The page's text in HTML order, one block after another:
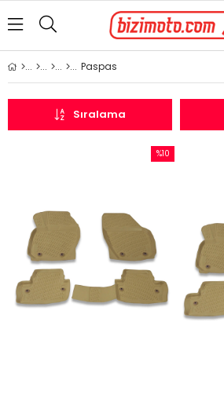
Paspas
Sıralama
%10